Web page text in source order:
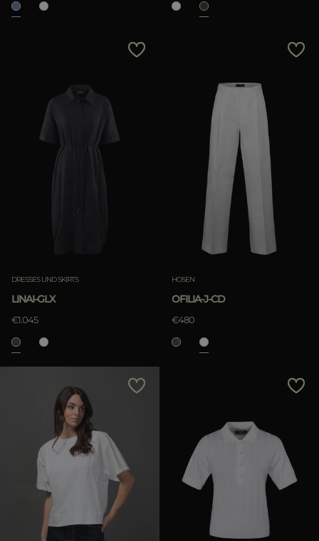
DRESSES UND SKIRTS
LINAI-GLX
€1.045
HOSEN
OFILIA-J-CD
€480